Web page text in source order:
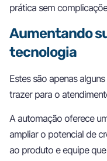
prática sem
Aumentando
tecnologia
Estes são apenas
trazer para o
A automação oferece
ampliar o potencial de
ao produto e equipe